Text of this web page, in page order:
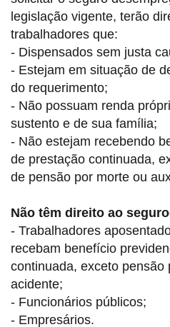
legislação vigente, terão
trabalhadores que:
- Dispensados sem justa
- Estejam em situação de
do requerimento;
- Não possuam renda
sustento e de sua família;
- Não estejam recebendo
de prestação continuada,
de pensão por morte ou
Não têm direito ao
- Trabalhadores
recebam benefício
continuada, exceto pensão
acidente;
- Funcionários públicos;
- Empresários.